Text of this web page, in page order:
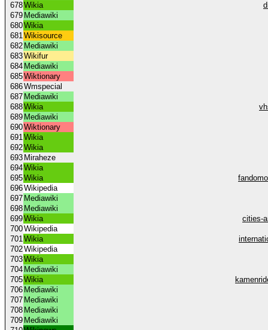
678Wikia
679 Mediawiki
680Wikia
681Wikisource
682 Mediawiki
683Wikifur
684 Mediawiki
685Wiktionary
686Wmspecial
687 Mediawiki
688Wikia
689 Mediawiki
690Wiktionary
691Wikia
692Wikia
693 Miraheze
694Wikia
695Wikia
696Wikipedia
697 Mediawiki
698 Mediawiki
699Wikia
cities-
700Wikipedia
701Wikia
702Wikipedia
703Wikia
704 Mediawiki
705Wikia
706 Mediawiki
707 Mediawiki
708 Mediawiki
709 Mediawiki